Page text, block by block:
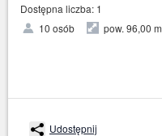
Dostępna liczba: 1
10 osób
pow. 96,00 m
Udostępnij